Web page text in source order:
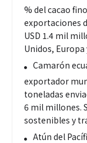
% del cacao
exportaciones
USD 1.4 mil
Unidos, Europa
Camarón
exportador
toneladas
6 mil millones.
sostenibles y
Atún del